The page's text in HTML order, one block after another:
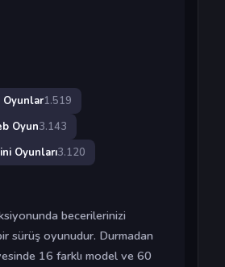
Oyunlar1.519
Oyun3.143
Oyunları3.120
becerilerinizi
sürüş oyunudur. Durmadan
16 farklı model ve 60